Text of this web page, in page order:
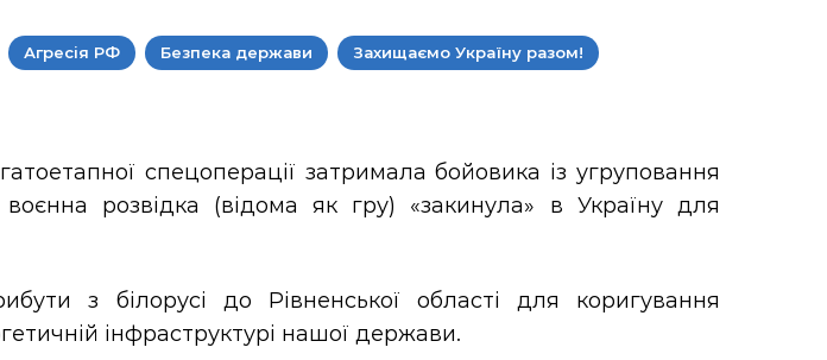
Агресія РФ Безпека держави Захищаємо Україну разом!
спецоперації затримала бойовика із угруповання
воєнна розвідка (відома як гру) «закинула» в Україну для
з білорусі до Рівненської області для коригування
інфраструктурі нашої держави.